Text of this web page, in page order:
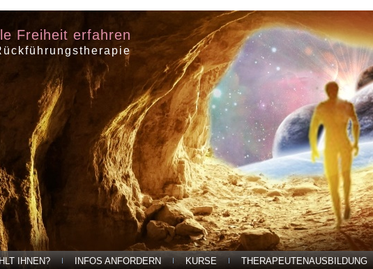
Freiheit erfahren
IHNEN? INFOS ANFORDERN KURSE THERAPEUTENAUSBILDUNG